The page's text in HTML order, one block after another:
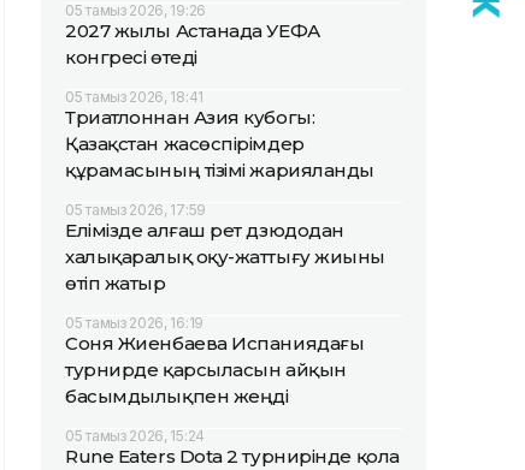
05 тамыз 2026, 19:26
2027 жылы Астанада УЕФА
конгресі өтеді
05 тамыз 2026, 18:41
Триатлоннан Азия кубогы:
Қазақстан жасөспірімдер
құрамасының тізімі жарияланды
05 тамыз 2026, 17:59
Елімізде алғаш рет дзюдодан
халықаралық оқу-жаттығу жиыны
өтіп жатыр
05 тамыз 2026, 16:19
Соня Жиенбаева Испаниядағы
турнирде қарсыласын айқын
басымдылықпен жеңді
05 тамыз 2026, 15:24
Rune Eaters Dota 2 турнирінде қола